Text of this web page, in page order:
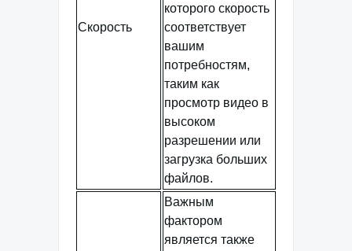
Скорость
которого скорость
соответствует
вашим
потребностям,
таким как
просмотр видео в
высоком
разрешении или
загрузка больших
файлов.
Важным
фактором
является также